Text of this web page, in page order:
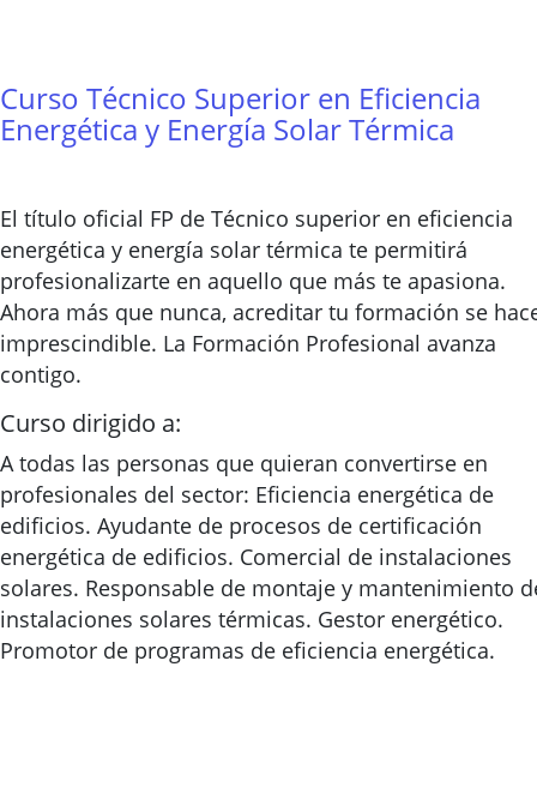
Curso Técnico Superior en Eficiencia
Energética y Energía Solar Térmica
El título oficial FP de Técnico superior en eficiencia
energética y energía solar térmica te permitirá
profesionalizarte en aquello que más te apasiona.
Ahora más que nunca, acreditar tu formación se
imprescindible. La Formación Profesional avanza
contigo.
Curso dirigido a:
A todas las personas que quieran convertirse en
profesionales del sector: Eficiencia energética de
edificios. Ayudante de procesos de certificación
energética de edificios. Comercial de instalaciones
solares. Responsable de montaje y mantenimiento
instalaciones solares térmicas. Gestor energético.
Promotor de programas de eficiencia energética.